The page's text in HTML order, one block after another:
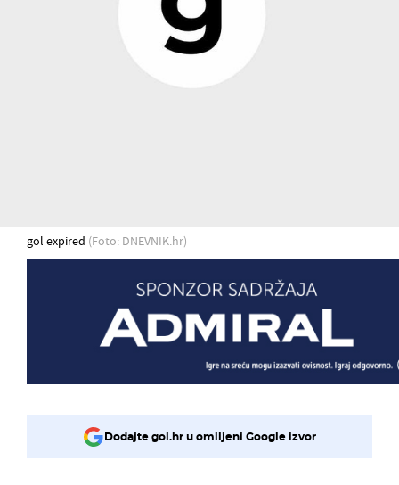
gol expired (Foto: DNEVNIK.hr)
Dodajte gol.hr u omiljeni Google izvor